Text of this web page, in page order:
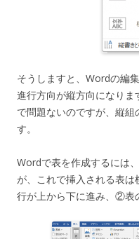
そうしますと、Wordの編
進行方向が縦方向になり
で問題ないのですが、縦
す。
Wordで表を作成するには
が、これで挿入される表
行が上から下に進み、②表